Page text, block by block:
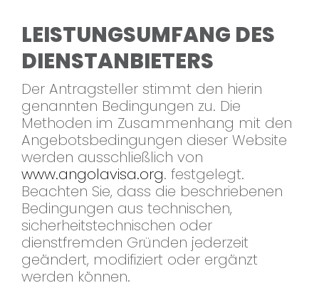
LEISTUNGSUMFANG DES
DIENSTANBIETERS
Der Antragsteller stimmt den hierin
genannten Bedingungen zu. Die
Methoden im Zusammenhang mit den
Angebotsbedingungen dieser Website
werden ausschließlich von
www.angolavisa.org. festgelegt.
Beachten Sie, dass die beschriebenen
Bedingungen aus technischen,
sicherheitstechnischen oder
dienstfremden Gründen jederzeit
geändert, modifiziert oder ergänzt
werden können.